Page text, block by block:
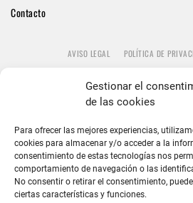
Gestionar el
de las cookies
Para ofrecer las mejores experiencias,
cookies para almacenar y/o acceder a la
consentimiento de estas tecnologías nos
comportamiento de navegación o las
No consentir o retirar el consentimiento,
ciertas características y funciones.
Contacto
AVISO LEGAL POLÍTICA DE